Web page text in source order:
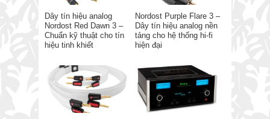
Dây tín hiệu analog
Nordost Red Dawn 3 –
Chuẩn kỹ thuật cho tín
hiệu tinh khiết
Nordost Purple Flare 3 –
Dây tín hiệu analog nền
tảng cho hệ thống hi-fi
hiện đại